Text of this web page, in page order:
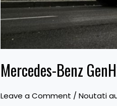
Mercedes-Benz
Leave a Comment / Noutati